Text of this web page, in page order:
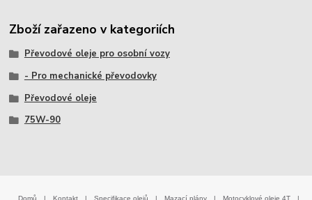
Zboží zařazeno v kategoriích
Převodové oleje pro osobní vozy
- Pro mechanické převodovky
Převodové oleje
75W-90
Domů | Kontakt | Specifikace olejů | Mazací plány | Motocyklové oleje 4T
|